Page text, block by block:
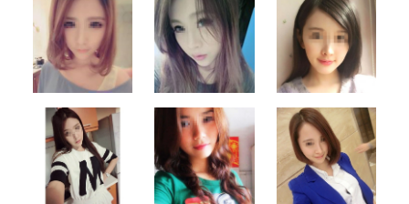
500x500 500x500 500x500
500x500 500x500 500x500